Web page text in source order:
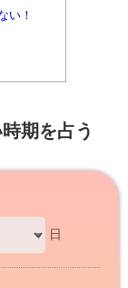
い！
期を占う
日